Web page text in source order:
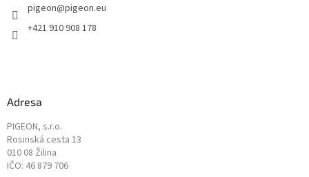
pigeon@pigeon.eu
+421 910 908 178
Adresa
PIGEON, s.r.o.
Rosinská cesta 13
010 08 Žilina
IČO: 46 879 706